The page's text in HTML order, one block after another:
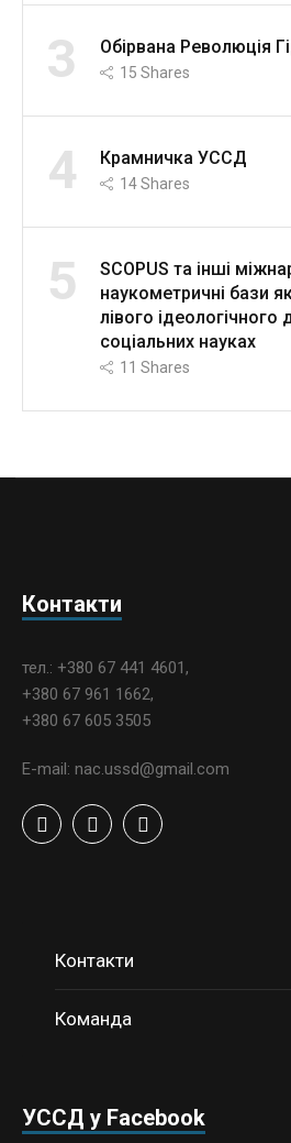
3 Обірвана Революція
15 Shares
4 Крамничка УССД
14Shares
5
SCOPUS та інші
наукометричні бази
лівого ідеологічного
соціальних науках
11 Shares
Контакти
тел.: +380 67 441 4601,
+380 67 961 1662,
+380 67 605 3505
E-mail: nac.ussd@gmail.com
Контакти
Команда
УССД у Facebook